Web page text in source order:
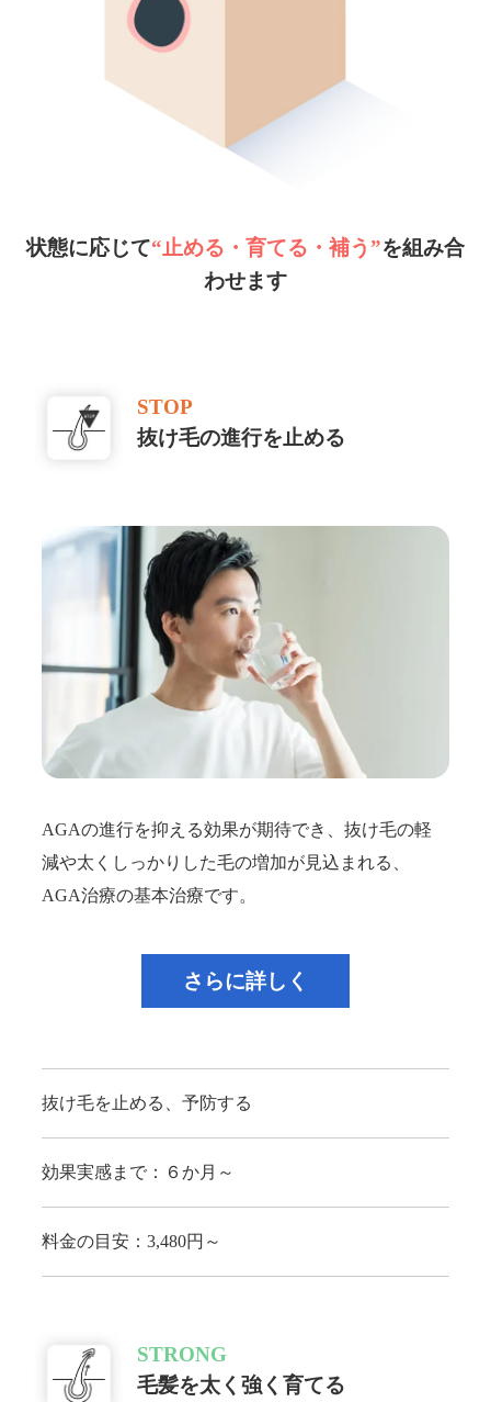
状態に応じて“止める・育てる・補う”を組み合
わせます
STOP
抜け毛の進行を止める
AGAの進行を抑える効果が期待でき、抜け毛の軽
減や太くしっかりした毛の増加が見込まれる、
AGA治療の基本治療です。
さらに詳しく
抜け毛を止める、予防する
効果実感まで：６か月～
料金の目安：3,480円～
STRONG
毛髪を太く強く育てる